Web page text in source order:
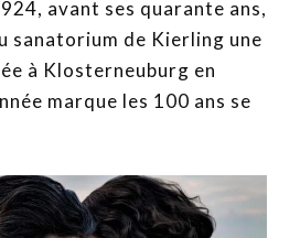
avant ses quarante ans,
sanatorium de Kierling une
à Klosterneuburg en
marque les 100 ans se